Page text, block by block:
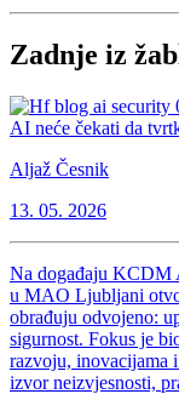
Zadnje iz
AI neće čekati da
Aljaž Česnik
13. 05. 2026
Na događaju KCDM
u MAO Ljubljani
obrađuju odvojeno:
sigurnost. Fokus je
razvoju, inovacijama
izvor neizvjesnosti,